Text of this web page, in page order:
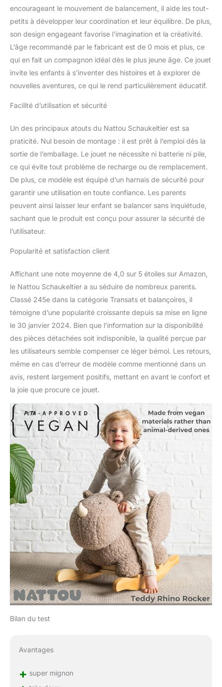
encourageant le mouvement de balancement, il aide les tout-
petits à développer leur coordination et leur équilibre. De plus,
son design engageant favorise l’imagination et la créativité.
L’âge recommandé par le fabricant est de 0 mois et plus, ce
qui en fait un compagnon idéal dès le plus jeune âge. Ce jouet
invite les enfants à s’inventer des histoires et à explorer de
nouvelles aventures, ce qui le rend particulièrement éducatif.
Facilité d’utilisation et sécurité
Un des principaux atouts du Nattou Schaukeltier est sa
praticité. Nul besoin de montage : il est prêt à l’emploi dès la
sortie de l’emballage. Le jouet ne nécessite ni batterie ni pile,
ce qui évite tout problème de recharge ou de remplacement.
De plus, ce modèle est équipé d’un harnais de sécurité pour
garantir une utilisation en toute confiance. Les parents
peuvent ainsi laisser leur enfant se balancer sans inquiétude,
sachant que le produit est conçu pour assurer la sécurité de
l’utilisateur.
Popularité et satisfaction client
Affichant une note moyenne de 4,0 sur 5 étoiles sur Amazon,
le Nattou Schaukeltier a su séduire de nombreux parents.
Classé 245e dans la catégorie Transats et balançoires, il
témoigne d’une popularité croissante depuis sa mise en ligne
le 30 janvier 2024. Bien que l’information sur la disponibilité
des pièces détachées soit indisponible, la qualité perçue par
les utilisateurs semble compenser ce léger bémol. Les retours,
même en cas d’erreur de modèle comme mentionné dans un
avis, restent largement positifs, mettant en avant le confort et
la joie que procure ce jouet.
Bilan du test
Avantages
+ super mignon